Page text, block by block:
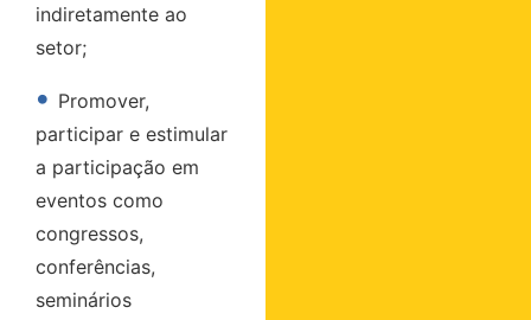
indiretamente ao
setor;
• Promover,
participar e estimular
a participação em
eventos como
congressos,
conferências,
seminários